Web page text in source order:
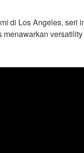
di Los Angeles,